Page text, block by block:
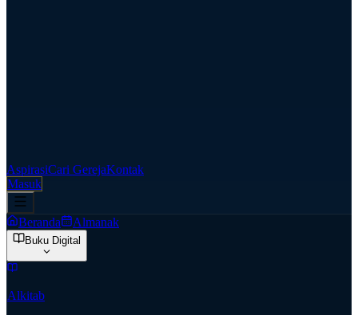
AspirasiCari GerejaKontak
Masuk
Beranda Almanak
Buku Digital
Alkitab